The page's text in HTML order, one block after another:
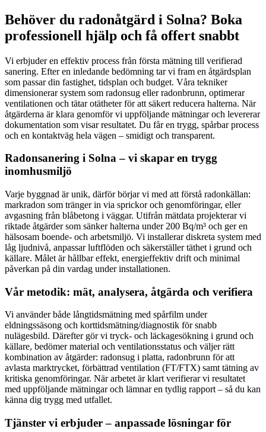
Behöver du radonåtgärd i Solna? Boka
professionell hjälp och få offert snabbt
Vi erbjuder en effektiv process från första mätning till verifierad
sanering. Efter en inledande bedömning tar vi fram en åtgärdsplan
som passar din fastighet, tidsplan och budget. Våra tekniker
dimensionerar system som radonsug eller radonbrunn, optimerar
ventilationen och tätar otätheter för att säkert reducera halterna. När
åtgärderna är klara genomför vi uppföljande mätningar och levererar
dokumentation som visar resultatet. Du får en trygg, spårbar process
och en kontaktväg hela vägen – smidigt och transparent.
Radonsanering i Solna – vi skapar en trygg
inomhusmiljö
Varje byggnad är unik, därför börjar vi med att förstå radonkällan:
markradon som tränger in via sprickor och genomföringar, eller
avgasning från blåbetong i väggar. Utifrån mätdata projekterar vi
riktade åtgärder som sänker halterna under 200 Bq/m³ och ger en
hälsosam boende- och arbetsmiljö. Vi installerar diskreta system med
låg ljudnivå, anpassar luftflöden och säkerställer täthet i grund och
källare. Målet är hållbar effekt, energieffektiv drift och minimal
påverkan på din vardag under installationen.
Vår metodik: mät, analysera, åtgärda och verifiera
Vi använder både långtidsmätning med spårfilm under
eldningssäsong och korttidsmätning/diagnostik för snabb
nulägesbild. Därefter gör vi tryck- och läckagesökning i grund och
källare, bedömer material och ventilationsstatus och väljer rätt
kombination av åtgärder: radonsug i platta, radonbrunn för att
avlasta marktrycket, förbättrad ventilation (FT/FTX) samt tätning av
kritiska genomföringar. När arbetet är klart verifierar vi resultatet
med uppföljande mätningar och lämnar en tydlig rapport – så du kan
känna dig trygg med utfallet.
Tjänster vi erbjuder – anpassade lösningar för